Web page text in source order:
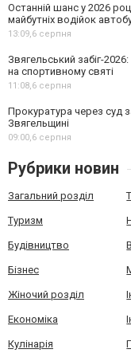
Останній шанс у 2026
майбутніх водійок
13:09,6 серпня
Звягельський забіг-
на спортивному святі
11:08,6 серпня
Прокуратура через суд
Звягельщині
09:00,6 серпня
Рубрики новин
Загальний розділ
Туризм
Будівництво
Бізнес
Жіночий розділ
Економіка
Кулінарія